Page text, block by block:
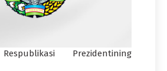
Prezidentining